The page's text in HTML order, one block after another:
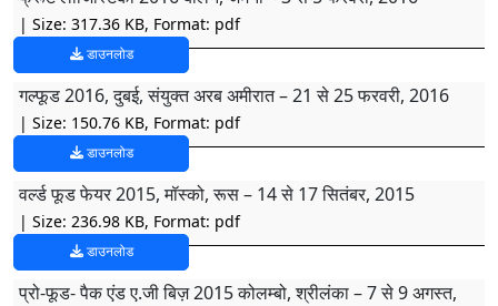
| Size: 317.36 KB, Format: pdf
डाउनलोड
गल्फूड 2016, दुबई, संयुक्त अरब अमीरात – 21 से 25 फरवरी, 2016
| Size: 150.76 KB, Format: pdf
डाउनलोड
वर्ल्ड फूड फेयर 2015, मॉस्को, रूस – 14 से 17 सितंबर, 2015
| Size: 236.98 KB, Format: pdf
डाउनलोड
प्रो-फूड- पैक एंड ए.जी बिज़ 2015 कोलम्बो, श्रीलंका – 7 से 9 अगस्त,